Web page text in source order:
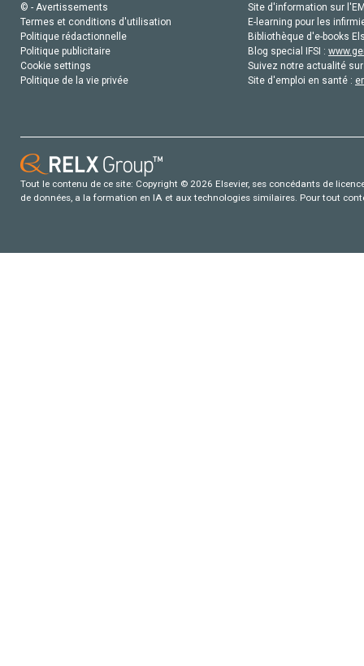
© - Avertissements
Termes et conditions d'utilisation
Politique rédactionnelle
Politique publicitaire
Cookie settings
Politique de la vie privée
Site d'information sur
E-learning pour les
Bibliothèque d'e-books
Blog special IFSI :
Suivez notre actualité
Site d'emploi en santé :
Tout le contenu de ce site: Copyright © 2026 Elsevier, ses concédants de
de données, a la formation en IA et aux technologies similaires. Pour tout